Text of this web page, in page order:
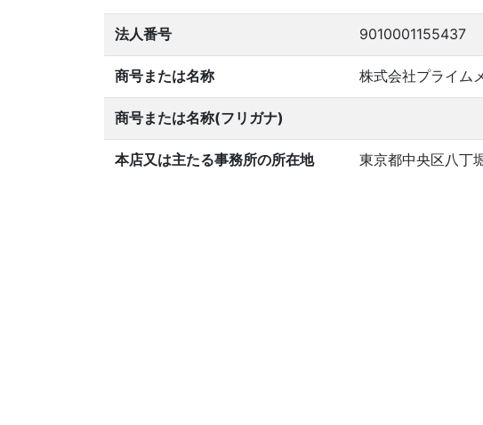
法人番号 9010001155437
商号または名称 株式会社プライム
商号または名称(フリガナ)
本店又は主たる事務所の所在地 東京都中央区八丁